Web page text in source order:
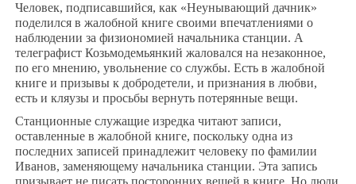
Человек, подписавшийся, как «Неунывающий дачник»
поделился в жалобной книге своими впечатлениями о
наблюдении за физиономией начальника станции. А
телеграфист Козьмодемьянкий жаловался на незаконное,
по его мнению, увольнение со службы. Есть в жалобной
книге и призывы к добродетели, и признания в любви,
есть и кляузы и просьбы вернуть потерянные вещи.
Станционные служащие изредка читают записи,
оставленные в жалобной книге, поскольку одна из
последних записей принадлежит человеку по фамилии
Иванов, заменяющему начальника станции. Эта запись
призывает не писать посторонних вещей в книге. Но люди